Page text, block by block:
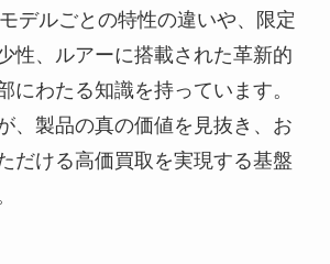
デルごとの特性の違いや、限定
性、ルアーに搭載された革新的
にわたる知識を持っています。
、製品の真の価値を見抜き、お
だける高価買取を実現する基盤